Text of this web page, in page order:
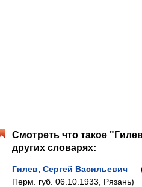
Смотреть что такое
других словарях:
Гилев, Сергей Васильевич —
Перм. губ. 06.10.1933, Рязань)